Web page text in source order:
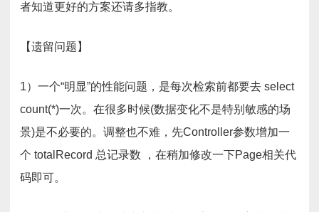
者知道更好的方案还请多指教。
【遗留问题】
1）一个“明显”的性能问题，是每次检索前都要去 select
count(*)一次。在很多时候(数据变化不是特别敏感的场
景)是不必要的。调整也不难，先Controller参数增加一
个 totalRecord 总记录数 ，在稍加修改一下Page相关代
码即可。